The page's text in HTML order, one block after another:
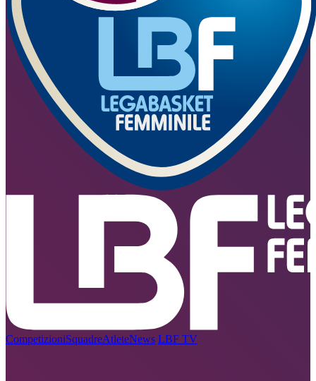
CompetizioniSquadreAtleteNews LBF TV